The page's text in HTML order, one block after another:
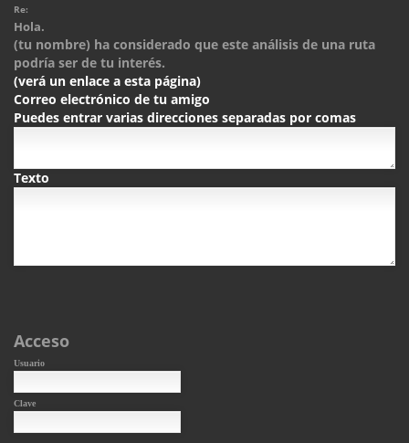
Re:
Hola.
(tu nombre) ha considerado que este análisis de una ruta
podría ser de tu interés.
(verá un enlace a esta página)
Correo electrónico de tu amigo
Puedes entrar varias direcciones separadas por comas
Texto
Acceso
Usuario
Clave